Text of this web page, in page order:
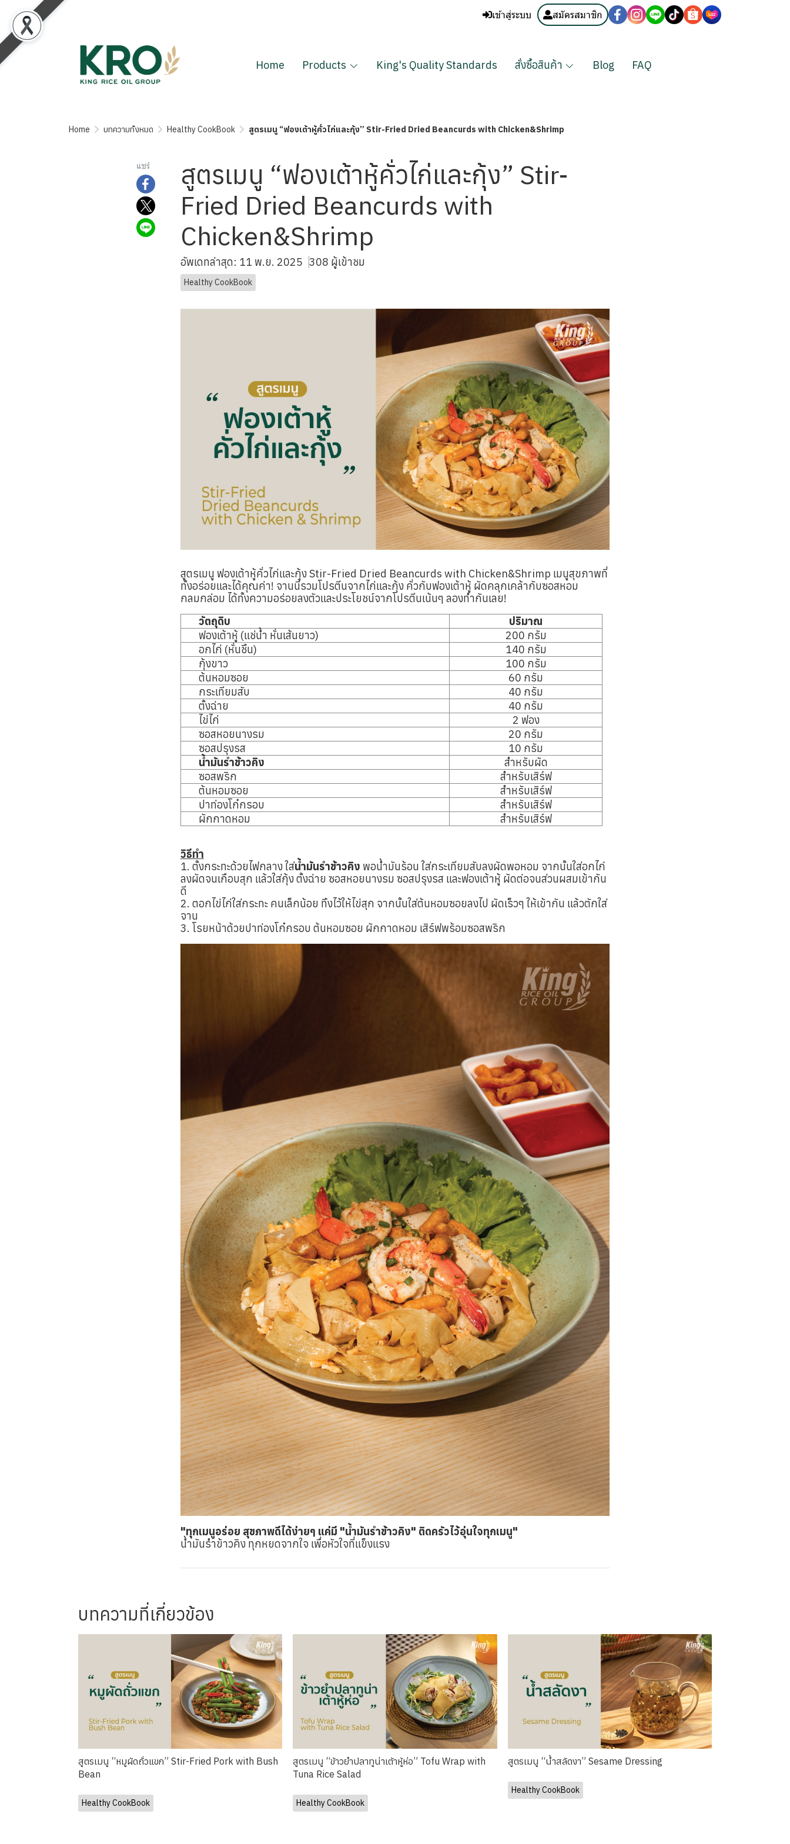
เข้าสู่ระบบ สมัครสมาชิก
Home Products King's Quality Standards สั่งซื้อสินค้า Blog FAQ
Home บทความทั้งหมด Healthy CookBook สูตรเมนู “ฟองเต้าหู้คั่วไก่และกุ้ง” Stir-Fried Dried Beancurds with Chicken&Shrimp
แชร์
สูตรเมนู “ฟองเต้าหู้คั่วไก่และกุ้ง” Stir-
Fried Dried Beancurds with
Chicken&Shrimp
อัพเดทล่าสุด: 11 พ.ย. 2025 308 ผู้เข้าชม
Healthy CookBook
สูตรเมนู ฟองเต้าหู้คั่วไก่และกุ้ง Stir-Fried Dried Beancurds with Chicken&Shrimp เมนูสุขภาพที่
ทั้งอร่อยและได้คุณค่า! จานนี้รวมโปรตีนจากไก่และกุ้ง คั่วกับฟองเต้าหู้ ผัดคลุกเคล้ากับซอสหอม
กลมกล่อม ได้ทั้งความอร่อยลงตัวและประโยชน์จากโปรตีนเน้นๆ ลองทำกันเลย!
วัตถุดิบ
ปริมาณ
ฟองเต้าหู้ (แช่น้ำ หั่นเส้นยาว)
200 กรัม
อกไก่ (หั่นชิ้น)
140 กรัม
กุ้งขาว
100 กรัม
ต้นหอมซอย
60 กรัม
กระเทียมสับ
40 กรัม
ตั้งฉ่าย
40 กรัม
ไข่ไก่
2 ฟอง
ซอสหอยนางรม
20 กรัม
ซอสปรุงรส
10 กรัม
น้ำมันรำข้าวคิง
สำหรับผัด
ซอสพริก
สำหรับเสิร์ฟ
ต้นหอมซอย
สำหรับเสิร์ฟ
ปาท่องโก๋กรอบ
สำหรับเสิร์ฟ
ผักกาดหอม
สำหรับเสิร์ฟ
วิธีทำ
1. ตั้งกระทะด้วยไฟกลาง ใส่น้ำมันรำข้าวคิง พอน้ำมันร้อน ใส่กระเทียมสับลงผัดพอหอม จากนั้นใส่อกไก่
ลงผัดจนเกือบสุก แล้วใส่กุ้ง ตั้งฉ่าย ซอสหอยนางรม ซอสปรุงรส และฟองเต้าหู้ ผัดต่อจนส่วนผสมเข้ากัน
ดี
2. ตอกไข่ไก่ใส่กระทะ คนเล็กน้อย ทิ้งไว้ให้ไข่สุก จากนั้นใส่ต้นหอมซอยลงไป ผัดเร็วๆ ให้เข้ากัน แล้วตักใส่
จาน
3. โรยหน้าด้วยปาท่องโก๋กรอบ ต้นหอมซอย ผักกาดหอม เสิร์ฟพร้อมซอสพริก
"ทุกเมนูอร่อย สุขภาพดีได้ง่ายๆ แค่มี "น้ำมันรำข้าวคิง" ติดครัวไว้อุ่นใจทุกเมนู"
น้ำมันรำข้าวคิง ทุกหยดจากใจ เพื่อหัวใจที่แข็งแรง
บทความที่เกี่ยวข้อง
สูตรเมนู “หมูผัดถั่วแขก” Stir-Fried Pork with Bush
Bean
Healthy CookBook
สูตรเมนู “ข้าวยำปลาทูน่าเต้าหู้ห่อ” Tofu Wrap with
Tuna Rice Salad
Healthy CookBook
สูตรเมนู “น้ำสลัดงา” Sesame Dressing
Healthy CookBook